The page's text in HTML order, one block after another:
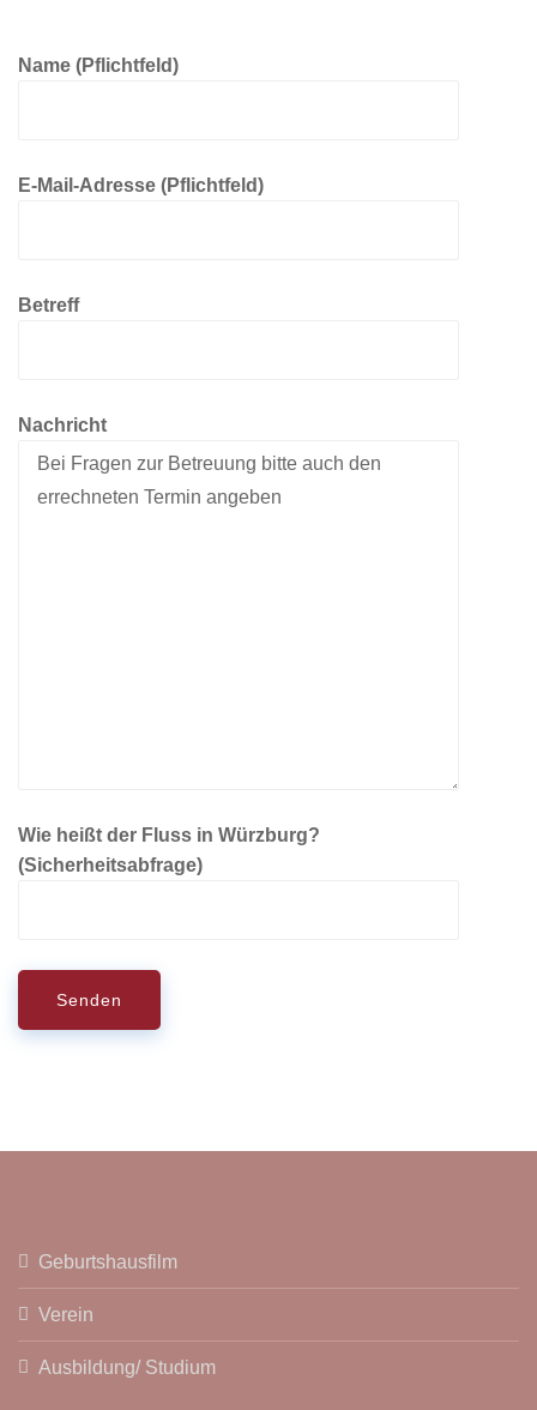
Name (Pflichtfeld)
E-Mail-Adresse (Pflichtfeld)
Betreff
Nachricht
Wie heißt der Fluss in Würzburg?
(Sicherheitsabfrage)
Geburtshausfilm
Verein
Ausbildung/ Studium